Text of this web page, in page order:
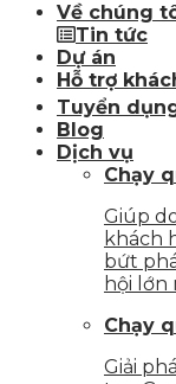
Về chúng
Tin tức
Dự án
Hỗ trợ
Tuyển
Blog
Dịch vụ
Chạy
Giúp
khách
bứt
hội lớn
Chạy
Giải